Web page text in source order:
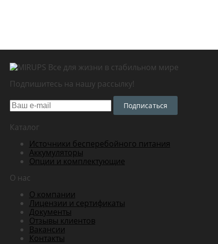
Все для жизни в стабильном мире
Подпишитесь на нашу рассылку!
Подписаться
Каталог
Источники бесперебойного питания
Аккумуляторы
Опции и комплектующие
О нас
О компании
Лицензии и сертификаты
Документы
Отзывы клиентов
Вакансии
Контакты